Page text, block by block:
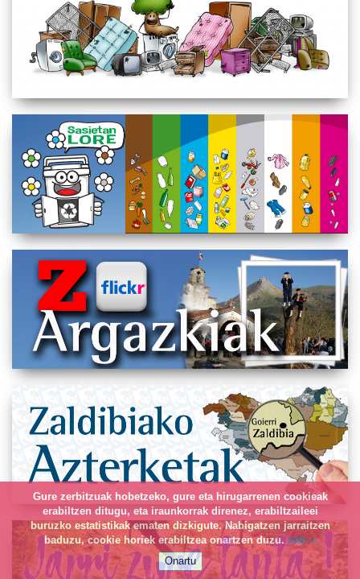
Gure zerbitzuak hobetzeko, gure eta hirugarrenen cookieak
erabiltzen ditugu, eta iraunkorrak direnez, erabiltzaileei
buruzko estatistikak ematen dizkigute. Nabigatzen jarraitzen
baduzu, cookie horiek erabiltzea onartzen duzu. info +